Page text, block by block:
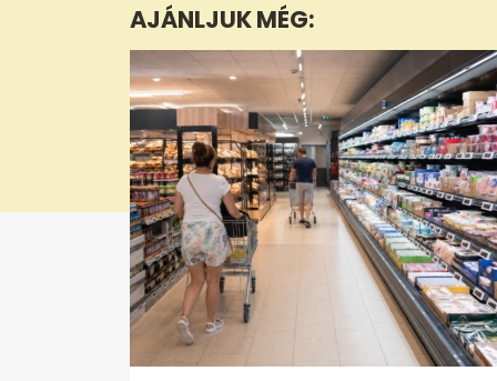
30
secondsVolume
0%
AJÁNLJUK MÉG: